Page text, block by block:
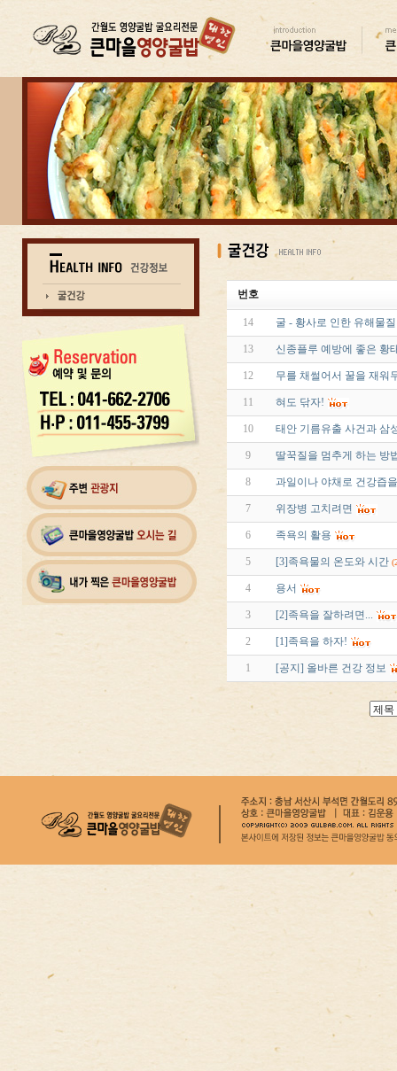
번호
14 굴 - 황사로 인한 유해물
13 신종플루 예방에 좋은 황
12 무를 채썰어서 꿀을 재워
11 혀도 닦자!
10 태안 기름유출 사건과 삼
9 딸꾹질을 멈추게 하는 방
8 과일이나 야채로 건강즙
7 위장병 고치려면
6 족욕의 활용
5 [3]족욕물의 온도와 시간
4 용서
3 [2]족욕을 잘하려면...
2 [1]족욕을 하자!
1 [공지] 올바른 건강 정보